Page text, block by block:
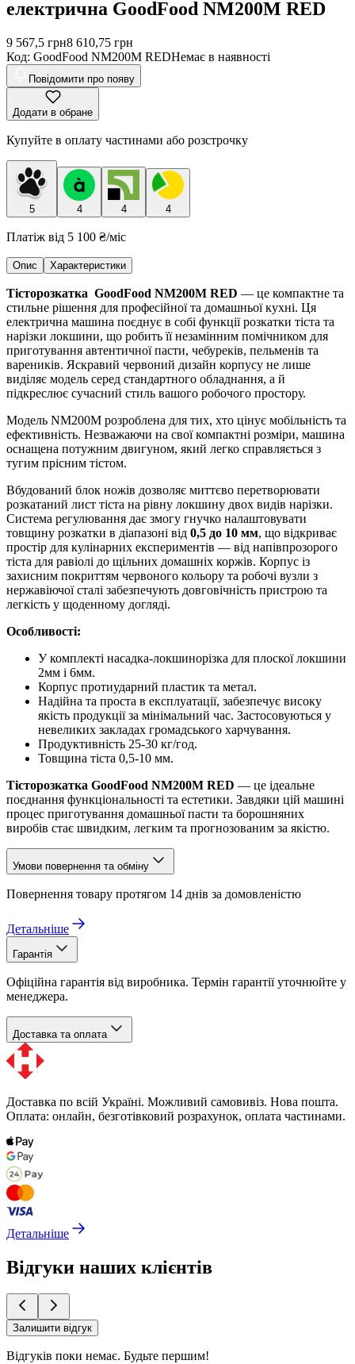
електрична GoodFood NM200M RED
9 567,5 грн8 610,75 грн
Код: GoodFood NM200M REDНемає в наявності
Повідомити про появу
Додати в обране
Купуйте в оплату частинами або розстрочку
5 4 4 4
Платіж від 5 100 ₴/міс
Опис Характеристики
Тісторозкатка GoodFood NM200M RED — це компактне та
стильне рішення для професійної та домашньої кухні. Ця
електрична машина поєднує в собі функції розкатки тіста та
нарізки локшини, що робить її незамінним помічником для
приготування автентичної пасти, чебуреків, пельменів та
вареників. Яскравий червоний дизайн корпусу не лише
виділяє модель серед стандартного обладнання, а й
підкреслює сучасний стиль вашого робочого простору.
Модель NM200M розроблена для тих, хто цінує мобільність та
ефективність. Незважаючи на свої компактні розміри, машина
оснащена потужним двигуном, який легко справляється з
тугим прісним тістом.
Вбудований блок ножів дозволяє миттєво перетворювати
розкатаний лист тіста на рівну локшину двох видів нарізки.
Система регулювання дає змогу гнучко налаштовувати
товщину розкатки в діапазоні від 0,5 до 10 мм, що відкриває
простір для кулінарних експериментів — від напівпрозорого
тіста для равіолі до щільних домашніх коржів. Корпус із
захисним покриттям червоного кольору та робочі вузли з
нержавіючої сталі забезпечують довговічність пристрою та
легкість у щоденному догляді.
Особливості:
У комплекті насадка-локшинорізка для плоскої локшини
2мм і 6мм.
Корпус протиударний пластик та метал.
Надійна та проста в експлуатації, забезпечує високу
якість продукції за мінімальний час. Застосовуються у
невеликих закладах громадського харчування.
Продуктивність 25-30 кг/год.
Товщина тіста 0,5-10 мм.
Тісторозкатка GoodFood NM200M RED — це ідеальне
поєднання функціональності та естетики. Завдяки цій машині
процес приготування домашньої пасти та борошняних
виробів стає швидким, легким та прогнозованим за якістю.
Умови повернення та обміну
Повернення товару протягом 14 днів за домовленістю
Детальніше
Гарантія
Офіційна гарантія від виробника. Термін гарантії уточнюйте у
менеджера.
Доставка та оплата
Доставка по всій Україні. Можливий самовивіз. Нова пошта.
Оплата: онлайн, безготівковий розрахунок, оплата частинами.
Детальніше
Відгуки наших клієнтів
Залишити відгук
Відгуків поки немає. Будьте першим!